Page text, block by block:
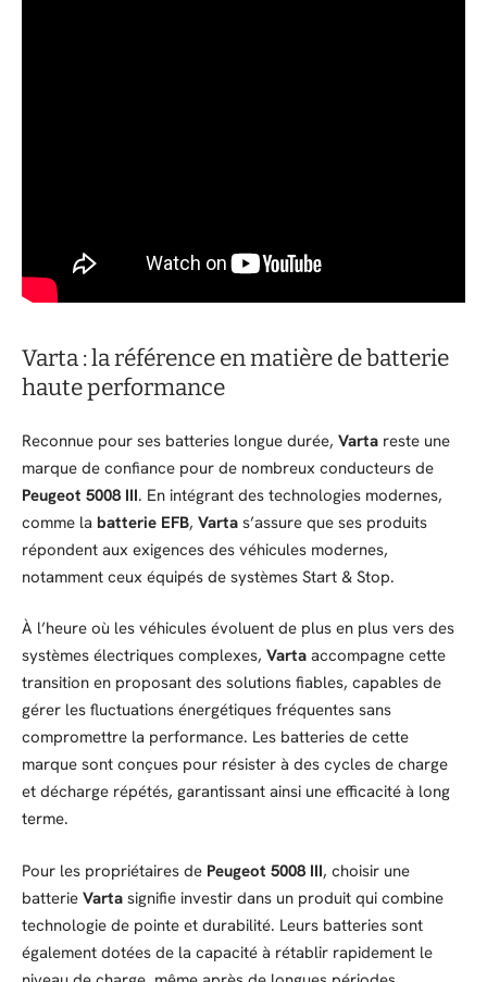
Varta : la référence en matière de batterie
haute performance
Reconnue pour ses batteries longue durée, Varta reste une
marque de confiance pour de nombreux conducteurs de
Peugeot 5008 III. En intégrant des technologies modernes,
comme la batterie EFB, Varta s’assure que ses produits
répondent aux exigences des véhicules modernes,
notamment ceux équipés de systèmes Start & Stop.
À l’heure où les véhicules évoluent de plus en plus vers des
systèmes électriques complexes, Varta accompagne cette
transition en proposant des solutions fiables, capables de
gérer les fluctuations énergétiques fréquentes sans
compromettre la performance. Les batteries de cette
marque sont conçues pour résister à des cycles de charge
et décharge répétés, garantissant ainsi une efficacité à long
terme.
Pour les propriétaires de Peugeot 5008 III, choisir une
batterie Varta signifie investir dans un produit qui combine
technologie de pointe et durabilité. Leurs batteries sont
également dotées de la capacité à rétablir rapidement le